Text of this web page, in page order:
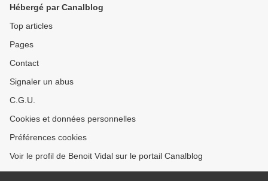
Hébergé par Canalblog
Top articles
Pages
Contact
Signaler un abus
C.G.U.
Cookies et données personnelles
Préférences cookies
Voir le profil de Benoit Vidal sur le portail Canalblog